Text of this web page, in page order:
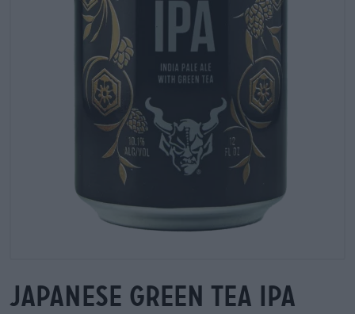
japanese green tea ipa